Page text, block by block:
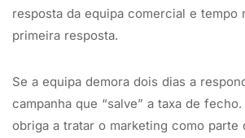
resposta da equipa comercial e tempo
primeira resposta.
Se a equipa demora dois dias a
campanha que “salve” a taxa de
obriga a tratar o marketing como parte